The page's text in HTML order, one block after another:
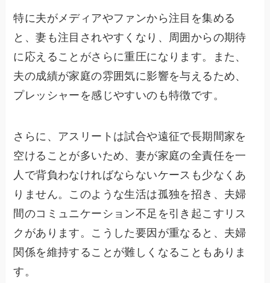
特に夫がメディアやファンから注目を集める
と、妻も注目されやすくなり、周囲からの期待
に応えることがさらに重圧になります。また、
夫の成績が家庭の雰囲気に影響を与えるため、
プレッシャーを感じやすいのも特徴です。
さらに、アスリートは試合や遠征で長期間家を
空けることが多いため、妻が家庭の全責任を一
人で背負わなければならないケースも少なくあ
りません。このような生活は孤独を招き、夫婦
間のコミュニケーション不足を引き起こすリス
クがあります。こうした要因が重なると、夫婦
関係を維持することが難しくなることもありま
す。